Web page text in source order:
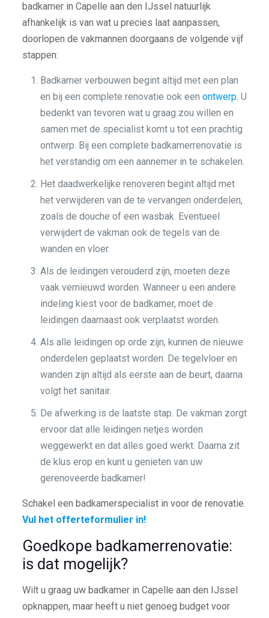
badkamer in Capelle aan den IJssel natuurlijk
afhankelijk is van wat u precies laat aanpassen,
doorlopen de vakmannen doorgaans de volgende vijf
stappen:
Badkamer verbouwen begint altijd met een plan
en bij een complete renovatie ook een ontwerp. U
bedenkt van tevoren wat u graag zou willen en
samen met de specialist komt u tot een prachtig
ontwerp. Bij een complete badkamerrenovatie is
het verstandig om een aannemer in te schakelen.
Het daadwerkelijke renoveren begint altijd met
het verwijderen van de te vervangen onderdelen,
zoals de douche of een wasbak. Eventueel
verwijdert de vakman ook de tegels van de
wanden en vloer.
Als de leidingen verouderd zijn, moeten deze
vaak vernieuwd worden. Wanneer u een andere
indeling kiest voor de badkamer, moet de
leidingen daarnaast ook verplaatst worden.
Als alle leidingen op orde zijn, kunnen de nieuwe
onderdelen geplaatst worden. De tegelvloer en
wanden zijn altijd als eerste aan de beurt, daarna
volgt het sanitair.
De afwerking is de laatste stap. De vakman zorgt
ervoor dat alle leidingen netjes worden
weggewerkt en dat alles goed werkt. Daarna zit
de klus erop en kunt u genieten van uw
gerenoveerde badkamer!
Schakel een badkamerspecialist in voor de renovatie.
Vul het offerteformulier in!
Goedkope badkamerrenovatie:
is dat mogelijk?
Wilt u graag uw badkamer in Capelle aan den IJssel
opknappen, maar heeft u niet genoeg budget voor